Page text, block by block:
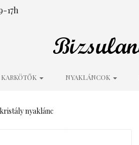
17h
KARKÖTŐK NYAKLÁNCOK
nyaklánc